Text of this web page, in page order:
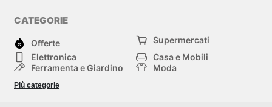
CATEGORIE
Offerte
Supermercati
Elettronica
Casa e Mobili
Ferramenta e Giardino
Moda
Bambini e Neonati
Più categorie